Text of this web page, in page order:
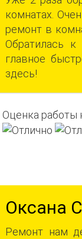
комнатах.
ремонт в
Обратилась
главное
здесь!
Оценка работы
Оксана
Ремонт нам